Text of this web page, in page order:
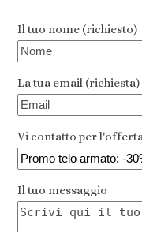
Il tuo nome (richiesto)
La tua email (richiesta)
Vi contatto per l'offerta
Il tuo messaggio